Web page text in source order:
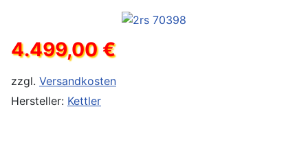
4.499,00 €
zzgl. Versandkosten
Hersteller: Kettler